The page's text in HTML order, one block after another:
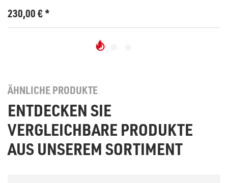
230,00€*
ÄHNLICHE PRODUKTE
ENTDECKEN SIE
VERGLEICHBARE PRODUKTE
AUS UNSEREM SORTIMENT